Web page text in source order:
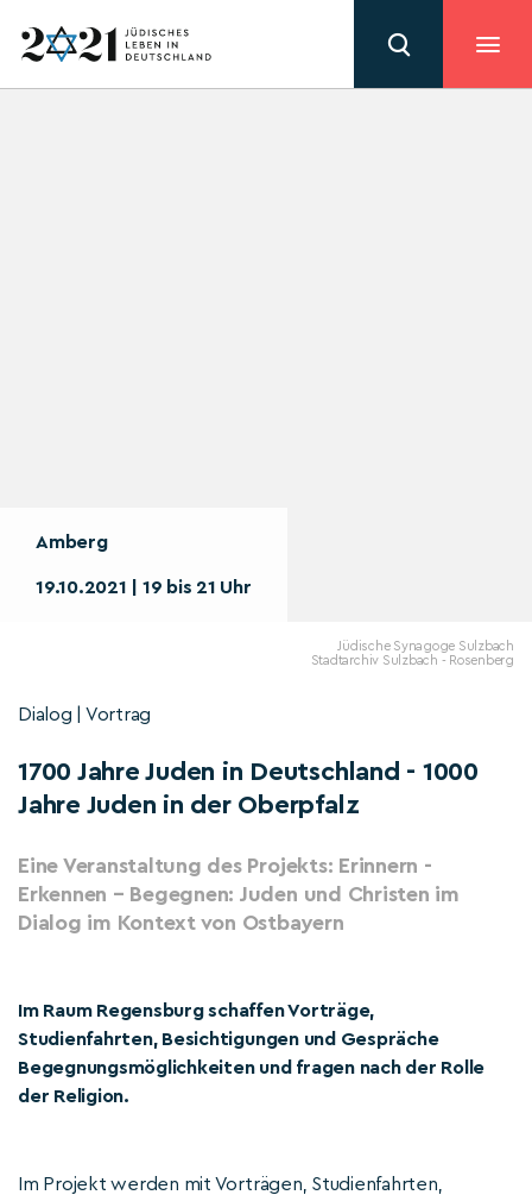
Amberg
19.10.2021 | 19 bis 21 Uhr
Jüdische Synagoge Sulzbach
Stadtarchiv Sulzbach - Rosenberg
Dialog | Vortrag
1700 Jahre Juden in Deutschland - 1000
Jahre Juden in der Oberpfalz
Eine Veranstaltung des Projekts: Erinnern -
Erkennen – Begegnen: Juden und Christen im
Dialog im Kontext von Ostbayern
Im Raum Regensburg schaffen Vorträge,
Studienfahrten, Besichtigungen und Gespräche
Begegnungsmöglichkeiten und fragen nach der Rolle
der Religion.
Im Projekt werden mit Vorträgen, Studienfahrten,